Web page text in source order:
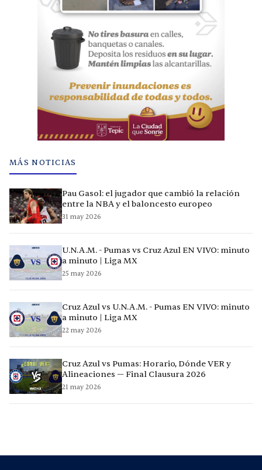
MÁS NOTICIAS
Pau Gasol: el jugador que cambió la relación
entre la NBA y el baloncesto europeo
31 may 2026
U.N.A.M. - Pumas vs Cruz Azul EN VIVO: minuto
a minuto | Liga MX
25 may 2026
Cruz Azul vs U.N.A.M. - Pumas EN VIVO: minuto
a minuto | Liga MX
22 may 2026
Cruz Azul vs Pumas: Horario, Dónde VER y
Alineaciones — Final Clausura 2026
21 may 2026